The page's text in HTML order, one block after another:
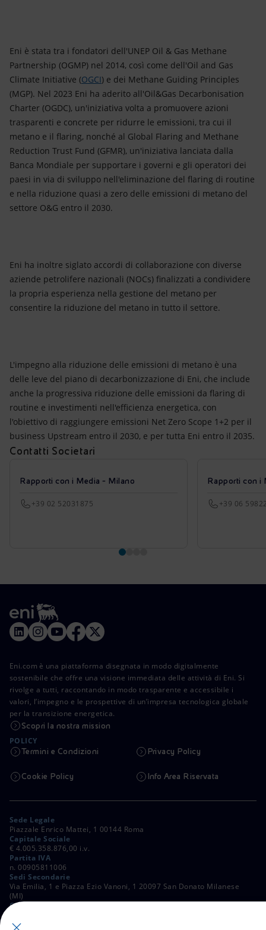
Eni è stata tra i fondatori dell'UNEP Oil & Gas Methane
Partnership (OGMP) nel 2014, così come dell'Oil and Gas
Climate Initiative (OGCI) e dei Methane Guiding Principles
(MGP). Nel 2023 Eni ha aderito all'Oil&Gas Decarbonisation
Charter (OGDC), un'iniziativa volta a promuovere azioni
trasparenti e concrete per ridurre le emissioni, tra cui il
metano e il flaring, nonché al Global Flaring and Methane
Reduction Trust Fund (GFMR), un'iniziativa lanciata dalla
Banca Mondiale per supportare i governi e gli operatori dei
paesi in via di sviluppo nell'eliminazione del flaring di routine
e nella riduzione quasi a zero delle emissioni di metano del
settore O&G entro il 2030.
Eni ha inoltre siglato accordi di collaborazione con diverse
aziende petrolifere nazionali (NOCs) finalizzati a condividere
la propria esperienza nella gestione del metano per
consentire la riduzione del metano in tutto il settore.
L'impegno alla riduzione delle emissioni di metano è una
delle leve del piano di decarbonizzazione di Eni, che include
anche la progressiva riduzione delle emissioni da flaring di
routine e investimenti nell'efficienza energetica, con
l'obiettivo di raggiungere emissioni Net Zero Scope 1+2 per il
business Upstream entro il 2030, e per tutta Eni entro il 2035.
Contatti Societari
Rapporti con i Media - Milano
+39 02 52031875
Rapporti con i
+39 06
Eni.com è una piattaforma disegnata in modo digitalmente
sostenibile che offre una visione immediata delle attività di Eni. Si
rivolge a tutti, raccontando in modo trasparente e accessibile i
valori, l’impegno e le prospettive di un’impresa tecnologica globale
per la transizione energetica.
Scopri la nostra mission
POLICY
Termini e Condizioni Privacy Policy
Cookie Policy Info Area Riservata
Sede Legale
Piazzale Enrico Mattei, 1 00144 Roma
Capitale Sociale
€ 4.005.358.876,00 i.v.
Partita IVA
n. 00905811006
Sedi Secondarie
Via Emilia, 1 e Piazza Ezio Vanoni, 1 20097 San Donato Milanese
(MI)
C. Fiscale e Registro Imprese di Roma